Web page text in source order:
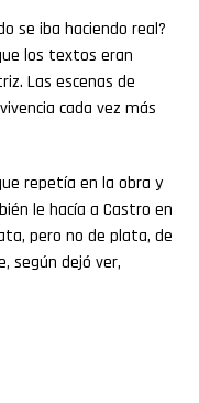
se iba haciendo real?
los textos eran
Las escenas de
cada vez más
repetía en la obra y
le hacía a Castro en
pero no de plata, de
según dejó ver,